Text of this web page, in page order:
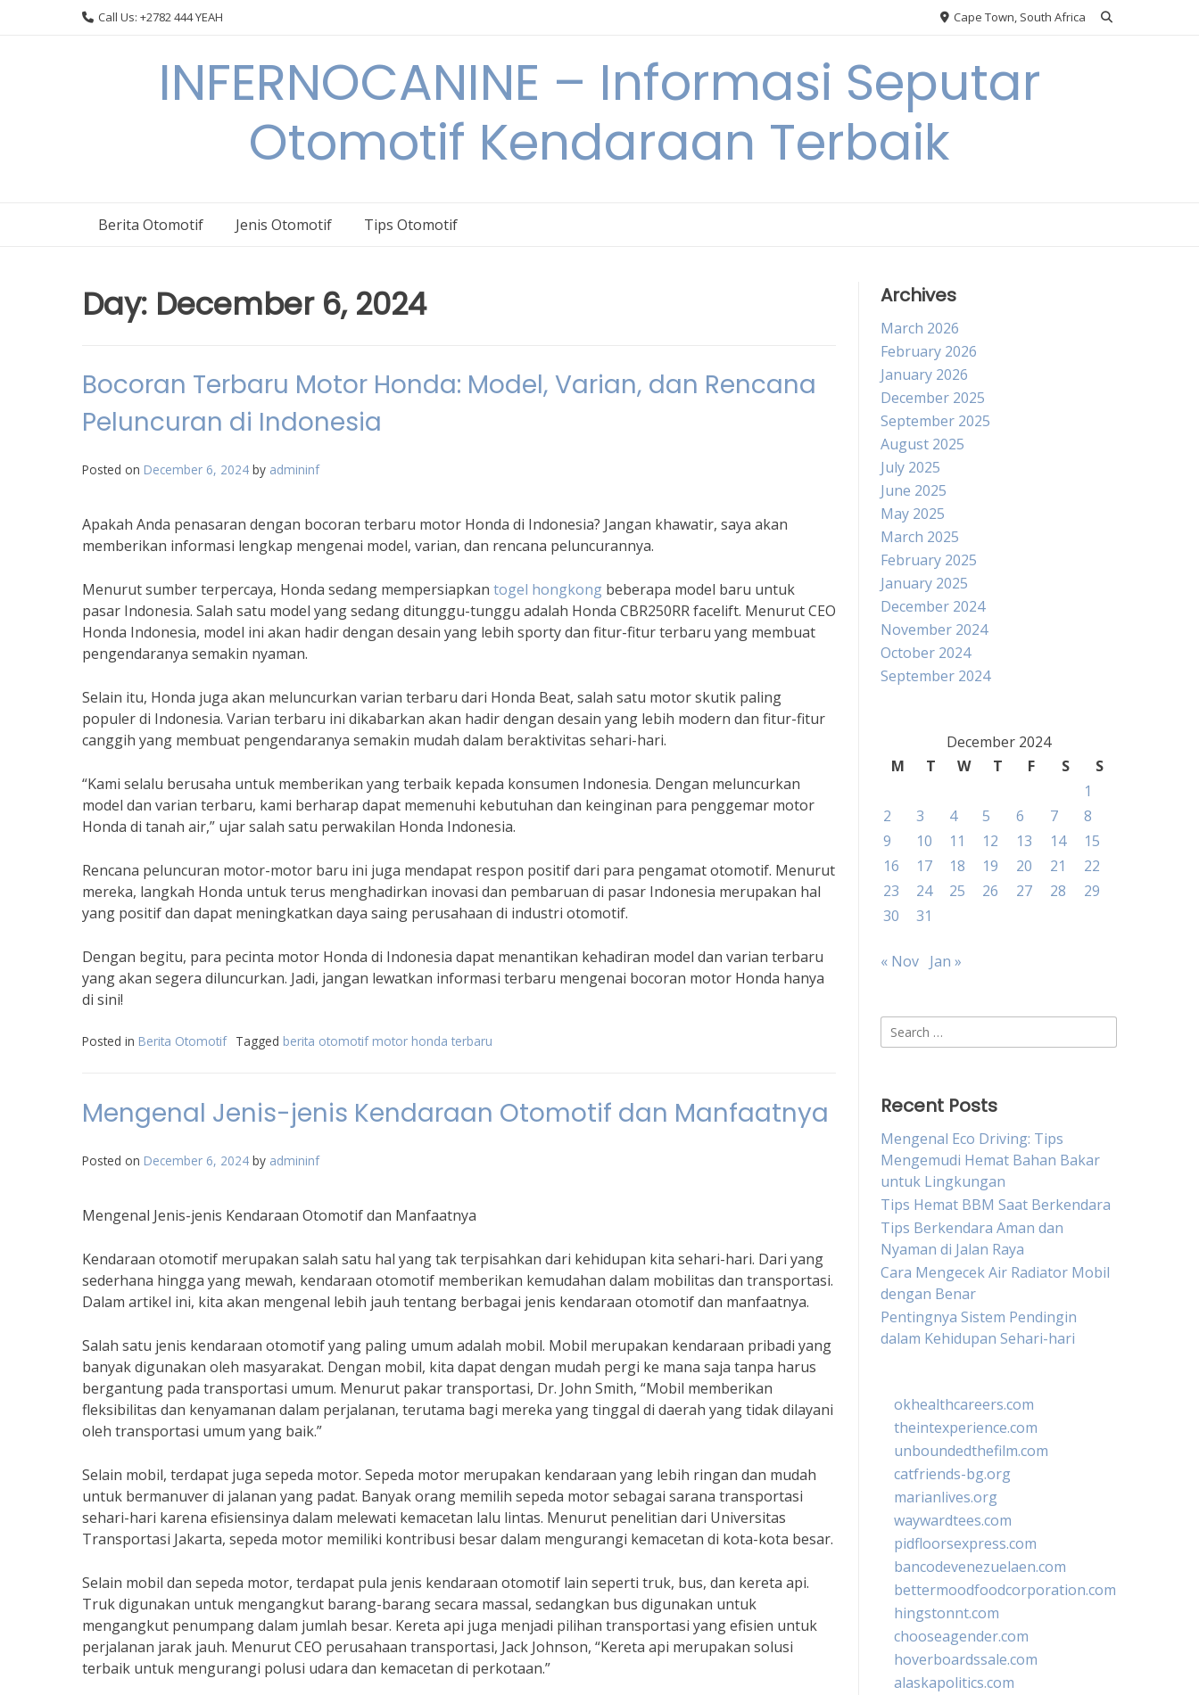
Call Us: +2782 444 YEAH Cape Town, South Africa
INFERNOCANINE – Informasi Seputar
Otomotif Kendaraan Terbaik
Berita Otomotif Jenis Otomotif Tips Otomotif
Day: December 6, 2024
Bocoran Terbaru Motor Honda: Model, Varian, dan Rencana
Peluncuran di Indonesia
Posted on December 6, 2024 by admininf
Apakah Anda penasaran dengan bocoran terbaru motor Honda di Indonesia? Jangan khawatir, saya akan
memberikan informasi lengkap mengenai model, varian, dan rencana peluncurannya.
Menurut sumber terpercaya, Honda sedang mempersiapkan togel hongkong beberapa model baru untuk
pasar Indonesia. Salah satu model yang sedang ditunggu-tunggu adalah Honda CBR250RR facelift. Menurut CEO
Honda Indonesia, model ini akan hadir dengan desain yang lebih sporty dan fitur-fitur terbaru yang membuat
pengendaranya semakin nyaman.
Selain itu, Honda juga akan meluncurkan varian terbaru dari Honda Beat, salah satu motor skutik paling
populer di Indonesia. Varian terbaru ini dikabarkan akan hadir dengan desain yang lebih modern dan fitur-fitur
canggih yang membuat pengendaranya semakin mudah dalam beraktivitas sehari-hari.
“Kami selalu berusaha untuk memberikan yang terbaik kepada konsumen Indonesia. Dengan meluncurkan
model dan varian terbaru, kami berharap dapat memenuhi kebutuhan dan keinginan para penggemar motor
Honda di tanah air,” ujar salah satu perwakilan Honda Indonesia.
Rencana peluncuran motor-motor baru ini juga mendapat respon positif dari para pengamat otomotif. Menurut
mereka, langkah Honda untuk terus menghadirkan inovasi dan pembaruan di pasar Indonesia merupakan hal
yang positif dan dapat meningkatkan daya saing perusahaan di industri otomotif.
Dengan begitu, para pecinta motor Honda di Indonesia dapat menantikan kehadiran model dan varian terbaru
yang akan segera diluncurkan. Jadi, jangan lewatkan informasi terbaru mengenai bocoran motor Honda hanya
di sini!
Posted in Berita Otomotif Tagged berita otomotif motor honda terbaru
Mengenal Jenis-jenis Kendaraan Otomotif dan Manfaatnya
Posted on December 6, 2024 by admininf
Mengenal Jenis-jenis Kendaraan Otomotif dan Manfaatnya
Kendaraan otomotif merupakan salah satu hal yang tak terpisahkan dari kehidupan kita sehari-hari. Dari yang
sederhana hingga yang mewah, kendaraan otomotif memberikan kemudahan dalam mobilitas dan transportasi.
Dalam artikel ini, kita akan mengenal lebih jauh tentang berbagai jenis kendaraan otomotif dan manfaatnya.
Salah satu jenis kendaraan otomotif yang paling umum adalah mobil. Mobil merupakan kendaraan pribadi yang
banyak digunakan oleh masyarakat. Dengan mobil, kita dapat dengan mudah pergi ke mana saja tanpa harus
bergantung pada transportasi umum. Menurut pakar transportasi, Dr. John Smith, “Mobil memberikan
fleksibilitas dan kenyamanan dalam perjalanan, terutama bagi mereka yang tinggal di daerah yang tidak dilayani
oleh transportasi umum yang baik.”
Selain mobil, terdapat juga sepeda motor. Sepeda motor merupakan kendaraan yang lebih ringan dan mudah
untuk bermanuver di jalanan yang padat. Banyak orang memilih sepeda motor sebagai sarana transportasi
sehari-hari karena efisiensinya dalam melewati kemacetan lalu lintas. Menurut penelitian dari Universitas
Transportasi Jakarta, sepeda motor memiliki kontribusi besar dalam mengurangi kemacetan di kota-kota besar.
Selain mobil dan sepeda motor, terdapat pula jenis kendaraan otomotif lain seperti truk, bus, dan kereta api.
Truk digunakan untuk mengangkut barang-barang secara massal, sedangkan bus digunakan untuk
mengangkut penumpang dalam jumlah besar. Kereta api juga menjadi pilihan transportasi yang efisien untuk
perjalanan jarak jauh. Menurut CEO perusahaan transportasi, Jack Johnson, “Kereta api merupakan solusi
terbaik untuk mengurangi polusi udara dan kemacetan di perkotaan.”
Archives
March 2026
February 2026
January 2026
December 2025
September 2025
August 2025
July 2025
June 2025
May 2025
March 2025
February 2025
January 2025
December 2024
November 2024
October 2024
September 2024
December 2024
M
T W T F S
S
1
2
3 4 5 6 7
8
9
10 11 12 13 14
15
16
17 18 19 20 21
22
23
24 25 26 27 28
29
30
31
« Nov Jan »
Search
for:
Recent Posts
Mengenal Eco Driving: Tips
Mengemudi Hemat Bahan Bakar
untuk Lingkungan
Tips Hemat BBM Saat Berkendara
Tips Berkendara Aman dan
Nyaman di Jalan Raya
Cara Mengecek Air Radiator Mobil
dengan Benar
Pentingnya Sistem Pendingin
dalam Kehidupan Sehari-hari
okhealthcareers.com
theintexperience.com
unboundedthefilm.com
catfriends-bg.org
marianlives.org
waywardtees.com
pidfloorsexpress.com
bancodevenezuelaen.com
bettermoodfoodcorporation.com
hingstonnt.com
chooseagender.com
hoverboardssale.com
alaskapolitics.com